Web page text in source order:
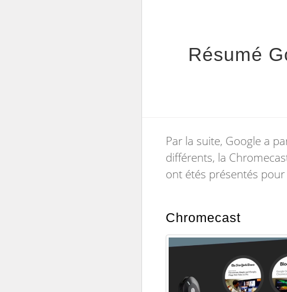
Résumé
Par la suite, Google a
différents, la
ont étés présentés
Chromecast